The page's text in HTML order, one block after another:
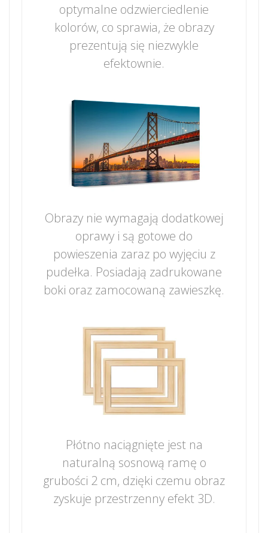
optymalne odzwierciedlenie
kolorów, co sprawia, że obrazy
prezentują się niezwykle
efektownie.
Obrazy nie wymagają dodatkowej
oprawy i są gotowe do
powieszenia zaraz po wyjęciu z
pudełka. Posiadają zadrukowane
boki oraz zamocowaną zawieszkę.
Płótno naciągnięte jest na
naturalną sosnową ramę o
grubości 2 cm, dzięki czemu obraz
zyskuje przestrzenny efekt 3D.